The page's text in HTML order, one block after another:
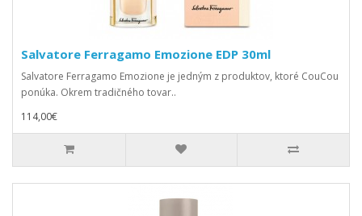
Salvatore Ferragamo Emozione EDP 30ml
Salvatore Ferragamo Emozione je jedným z produktov, ktoré CouCou
ponúka. Okrem tradičného tovar..
114,00€